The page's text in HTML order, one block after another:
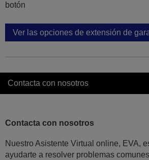
botón
Ver las opciones de extensión de
Contacta con nosotros
Contacta con nosotros
Nuestro Asistente Virtual online, EVA,
ayudarte a resolver problemas